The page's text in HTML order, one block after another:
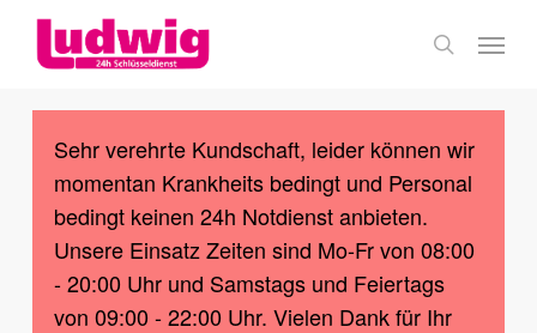
Skip
content
search
Menu
Sehr verehrte Kundschaft, leider können wir
momentan Krankheits bedingt und Personal
bedingt keinen 24h Notdienst anbieten.
Unsere Einsatz Zeiten sind Mo-Fr von 08:00
- 20:00 Uhr und Samstags und Feiertags
von 09:00 - 22:00 Uhr. Vielen Dank für Ihr